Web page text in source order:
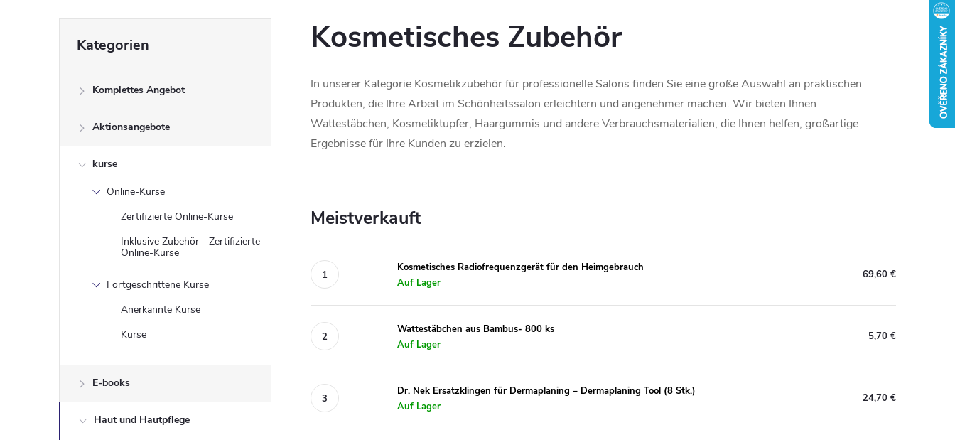
überspringen
Kategorien
Komplettes Angebot
Aktionsangebote
kurse
Online-Kurse
Zertifizierte Online-Kurse
Inklusive Zubehör - Zertifizierte
Online-Kurse
Fortgeschrittene Kurse
Anerkannte Kurse
Kurse
E-books
Haut und Hautpflege
Kosmetisches Zubehör
In unserer Kategorie Kosmetikzubehör für professionelle Salons finden Sie eine große Auswahl an praktischen
Produkten, die Ihre Arbeit im Schönheitssalon erleichtern und angenehmer machen. Wir bieten Ihnen
Wattestäbchen, Kosmetiktupfer, Haargummis und andere Verbrauchsmaterialien, die Ihnen helfen, großartige
Ergebnisse für Ihre Kunden zu erzielen.
Meistverkauft
Kosmetisches Radiofrequenzgerät für den Heimgebrauch
Auf Lager
69,60 €
Wattestäbchen aus Bambus- 800 ks
Auf Lager
5,70 €
Dr. Nek Ersatzklingen für Dermaplaning – Dermaplaning Tool (8 Stk.)
Auf Lager
24,70 €